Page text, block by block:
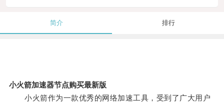
简介 排行
小火箭加速器节点购买最新版
小火箭作为一款优秀的网络加速工具，受到了广大用户